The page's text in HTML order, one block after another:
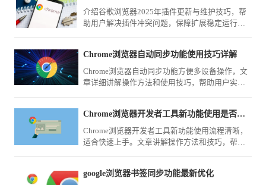
介绍谷歌浏览器2025年插件更新与维护技巧，帮
助用户解决插件冲突问题，保障扩展稳定运行，
Chrome浏览器自动同步功能使用技巧详解
Chrome浏览器自动同步功能方便多设备操作，文
章详细讲解操作方法和使用技巧，帮助用户实现
Chrome浏览器开发者工具新功能使用是否复杂
Chrome浏览器开发者工具新功能使用流程清晰，
适合快速上手。文章讲解操作方法和技巧，帮助
google浏览器书签同步功能最新优化